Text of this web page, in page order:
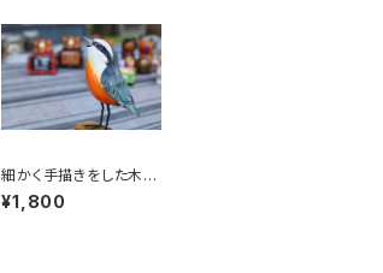
細かく手描きをした木彫
りの鳥
¥1,800